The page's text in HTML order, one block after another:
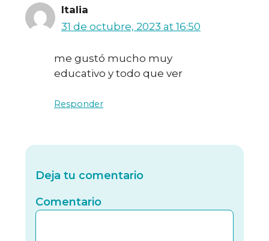
Italia
31 de octubre, 2023 at 16:50
me gustó mucho muy
educativo y todo que ver
Responder
Deja tu comentario
Comentario